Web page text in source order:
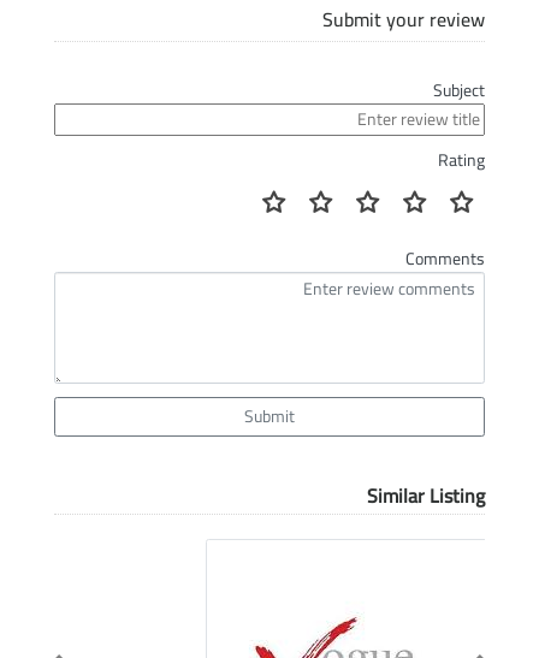
Submit your review
Subject
Rating
Comments
Submit
Similar Listing